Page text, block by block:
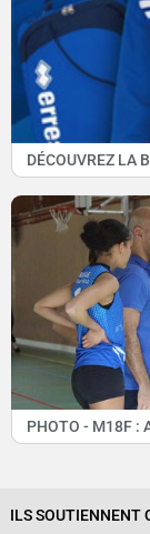
DÉCOUVREZ LA
PHOTO - M18F :
ILS SOUTIENNENT